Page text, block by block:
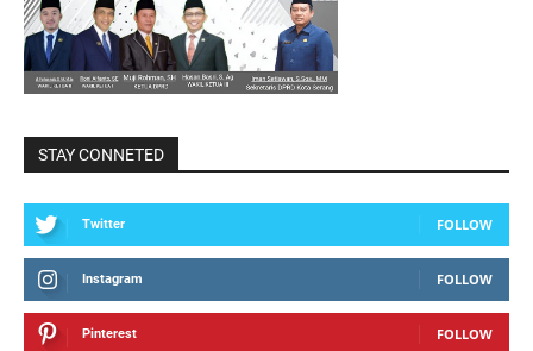
STAY CONNETED
Twitter FOLLOW
Instagram FOLLOW
Pinterest FOLLOW